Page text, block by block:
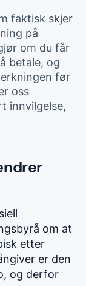
faktisk skjer
på
om du får
betale, og
før
oss
innvilgelse,
om at
etter
er den
og derfor